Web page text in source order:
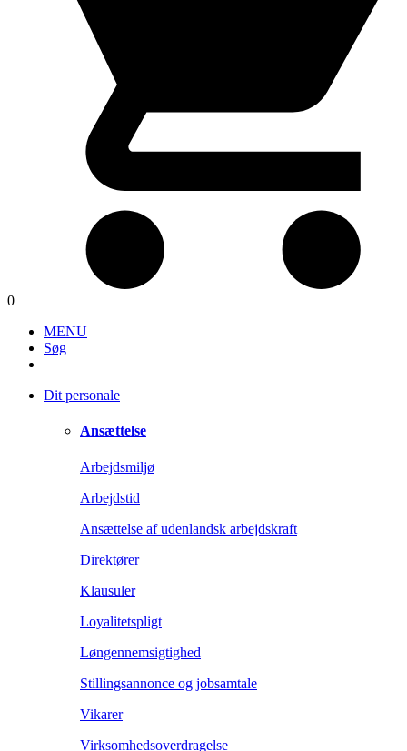
0
MENU
Søg
Dit personale
Ansættelse
Arbejdsmiljø
Arbejdstid
Ansættelse af udenlandsk arbejdskraft
Direktører
Klausuler
Loyalitetspligt
Løngennemsigtighed
Stillingsannonce og jobsamtale
Vikarer
Virksomhedsoverdragelse